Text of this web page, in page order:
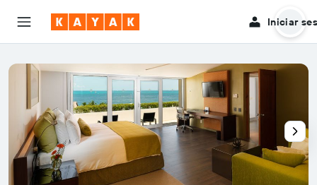
Iniciar